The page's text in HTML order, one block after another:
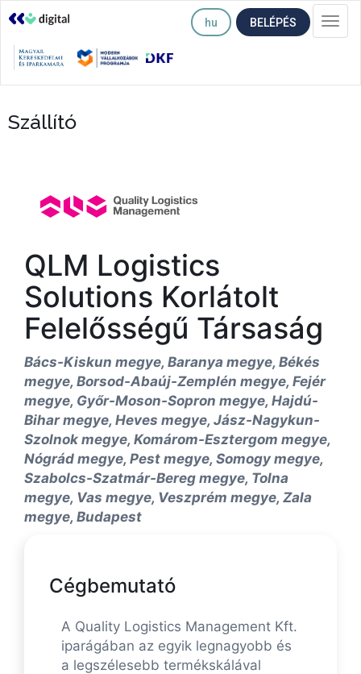
hu BELÉPÉS
Szállító
QLM Logistics
Solutions Korlátolt
Felelősségű Társaság
Bács-Kiskun megye, Baranya megye, Békés
megye, Borsod-Abaúj-Zemplén megye, Fejér
megye, Győr-Moson-Sopron megye, Hajdú-
Bihar megye, Heves megye, Jász-Nagykun-
Szolnok megye, Komárom-Esztergom megye,
Nógrád megye, Pest megye, Somogy megye,
Szabolcs-Szatmár-Bereg megye, Tolna
megye, Vas megye, Veszprém megye, Zala
megye, Budapest
Cégbemutató
A Quality Logistics Management Kft.
iparágában az egyik legnagyobb és
a legszélesebb termékskálával